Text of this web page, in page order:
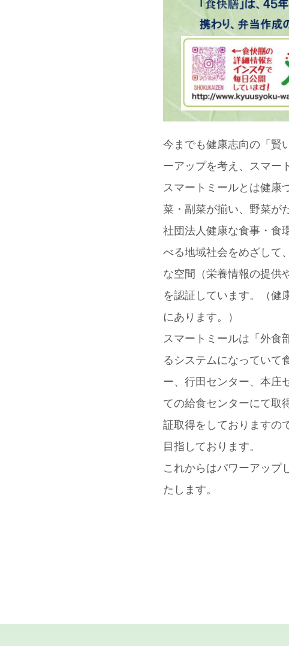
今までも健康志向の「賢
ーアップを考え、スマー
スマートミールとは健康
菜・副菜が揃い、野菜が
社団法人健康な食事・食
べる地域社会をめざして
な空間（栄養情報の提供
を認証しています。（健
にあります。）
スマートミールは「外食
るシステムになっていて
ー、行田センター、本庄
ての給食センターにて取
証取得をしておりますの
目指しております。
これからはパワーアップ
たします。